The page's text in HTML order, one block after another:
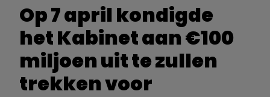
Op 7 april kondigde
het Kabinet aan €100
miljoen uit te zullen
trekken voor